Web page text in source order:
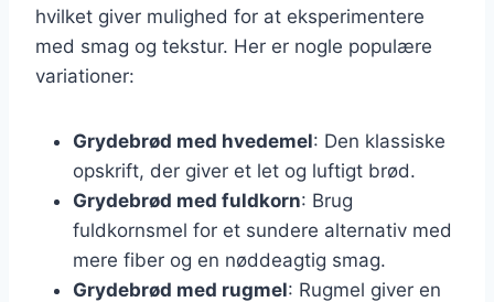
hvilket giver mulighed for at eksperimentere
med smag og tekstur. Her er nogle populære
variationer:
Grydebrød med hvedemel: Den klassiske
opskrift, der giver et let og luftigt brød.
Grydebrød med fuldkorn: Brug
fuldkornsmel for et sundere alternativ med
mere fiber og en nøddeagtig smag.
Grydebrød med rugmel: Rugmel giver en